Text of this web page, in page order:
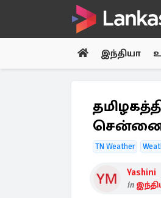
இந்தியா
சென்னை
TN Weather
Yashini
in